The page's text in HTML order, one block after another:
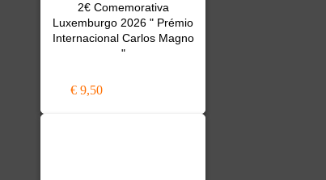
2€ Comemorativa
Luxemburgo 2026 " Prémio
Internacional Carlos Magno
"
€ 9,50